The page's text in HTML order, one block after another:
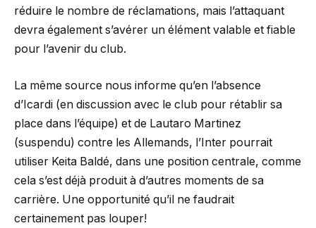
réduire le nombre de réclamations, mais l’attaquant
devra également s’avérer un élément valable et fiable
pour l’avenir du club.
La même source nous informe qu’en l’absence
d’Icardi (en discussion avec le club pour rétablir sa
place dans l’équipe) et de Lautaro Martinez
(suspendu) contre les Allemands, l’Inter pourrait
utiliser Keita Baldé, dans une position centrale, comme
cela s’est déjà produit à d’autres moments de sa
carrière. Une opportunité qu’il ne faudrait
certainement pas louper!